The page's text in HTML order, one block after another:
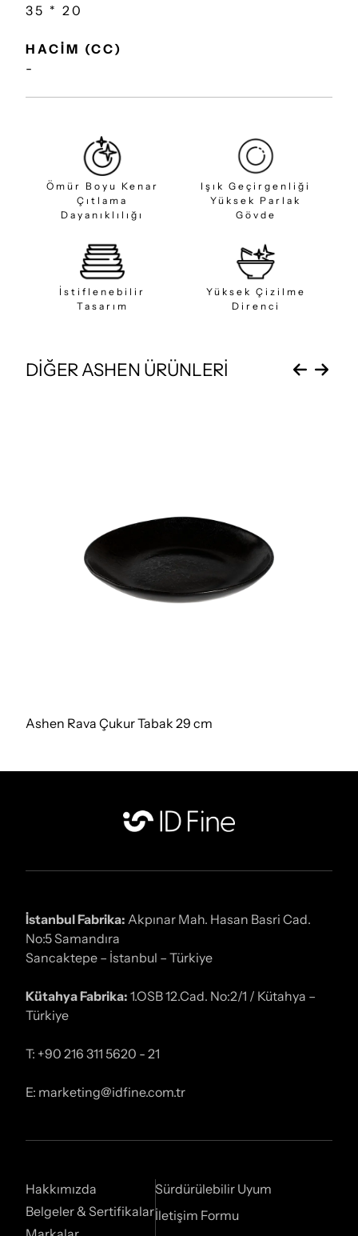
35 * 20
HACİM (CC)
-
Ömür Boyu Kenar
Çıtlama
Dayanıklılığı
Işık Geçirgenliği
Yüksek Parlak
Gövde
İstiflenebilir
Tasarım
Yüksek Çizilme
Direnci
DİĞER ASHEN ÜRÜNLERİ
Ashen Rava Çukur Tabak 29 cm
İstanbul Fabrika: Akpınar Mah. Hasan Basri Cad.
No:5 Samandıra
Sancaktepe – İstanbul – Türkiye
Kütahya Fabrika: 1.OSB 12.Cad. No:2/1 / Kütahya –
Türkiye
T: +90 216 311 5620 - 21
E: marketing@idfine.com.tr
Hakkımızda
Belgeler & Sertifikalar
Sürdürülebilir Uyum
İletişim Formu